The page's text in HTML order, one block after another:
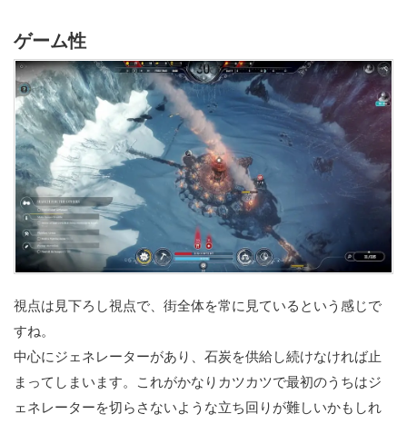
ゲーム性
視点は見下ろし視点で、街全体を常に見ているという感じで
すね。
中心にジェネレーターがあり、石炭を供給し続けなければ止
まってしまいます。これがかなりカツカツで最初のうちはジ
ェネレーターを切らさないような立ち回りが難しいかもしれ